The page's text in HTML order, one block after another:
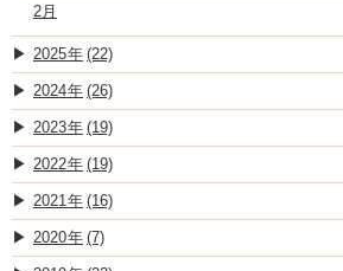
2月
2025 (22)
2024 (26)
2023 (19)
2022 (19)
2021 (16)
2020 (7)